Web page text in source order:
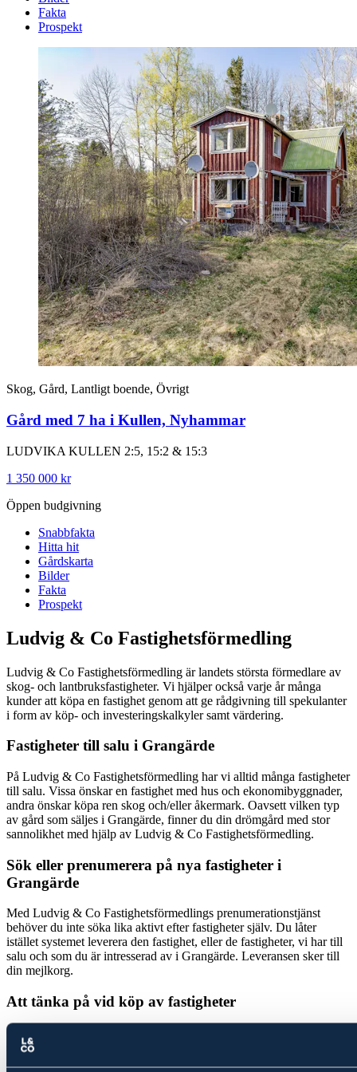
Fakta
Prospekt
Skog, Gård, Lantligt boende, Övrigt
Gård med 7 ha i Kullen, Nyhammar
LUDVIKA KULLEN 2:5, 15:2 & 15:3
1 350 000 kr
Öppen budgivning
Snabbfakta
Hitta hit
Gårdskarta
Bilder
Fakta
Prospekt
Ludvig & Co Fastighetsförmedling
Ludvig & Co Fastighetsförmedling är landets största förmedlare av
skog- och lantbruksfastigheter. Vi hjälper också varje år många
kunder att köpa en fastighet genom att ge rådgivning till spekulanter
i form av köp- och investeringskalkyler samt värdering.
Fastigheter till salu i Grangärde
På Ludvig & Co Fastighetsförmedling har vi alltid många fastigheter
till salu. Vissa önskar en fastighet med hus och ekonomibyggnader,
andra önskar köpa ren skog och/eller åkermark. Oavsett vilken typ
av gård som säljes i Grangärde, finner du din drömgård med stor
sannolikhet med hjälp av Ludvig & Co Fastighetsförmedling.
Sök eller prenumerera på nya fastigheter i
Grangärde
Med Ludvig & Co Fastighetsförmedlings prenumerationstjänst
behöver du inte söka lika aktivt efter fastigheter själv. Du låter
istället systemet leverera den fastighet, eller de fastigheter, vi har till
salu och som du är intresserad av i Grangärde. Leveransen sker till
din mejlkorg.
Att tänka på vid köp av fastigheter
Oavsett om du skall köpa eller sälja en fastighet kommer du att
ställas inför frågor och valmöjligheter där det behövs kompetens